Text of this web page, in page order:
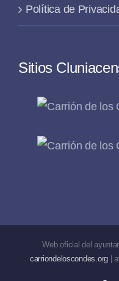
Política de
Sitios
Web oficial del
carriondeloscondes.org |